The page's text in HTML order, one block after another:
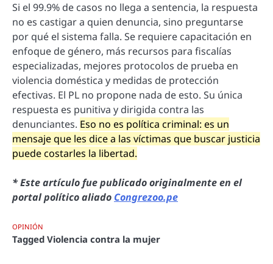
Si el 99.9% de casos no llega a sentencia, la respuesta
no es castigar a quien denuncia, sino preguntarse
por qué el sistema falla. Se requiere capacitación en
enfoque de género, más recursos para fiscalías
especializadas, mejores protocolos de prueba en
violencia doméstica y medidas de protección
efectivas. El PL no propone nada de esto. Su única
respuesta es punitiva y dirigida contra las
denunciantes. Eso no es política criminal: es un
mensaje que les dice a las víctimas que buscar justicia
puede costarles la libertad.
* Este artículo fue publicado originalmente en el
portal político aliado Congrezoo.pe
OPINIÓN
Tagged Violencia contra la mujer